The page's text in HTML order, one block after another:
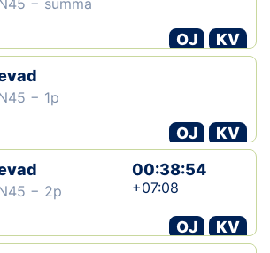
− summa
OJ
KV
− 1p
OJ
KV
− 2p
00:38:54
+07:08
OJ
KV